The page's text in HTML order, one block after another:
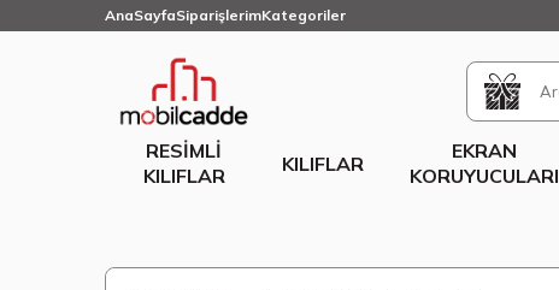
AnaSayfaSiparişlerimKategoriler
RESIMLI
KILIFLAR
KILIFLAR
EKRAN
KORUYUCULARI